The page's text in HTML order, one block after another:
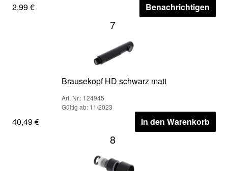
2,99 € Benachrichtigen
7
Brausekopf HD schwarz matt
Art. Nr.: 124945
Gültig ab: 11/2023
40,49 € In den Warenkorb
8